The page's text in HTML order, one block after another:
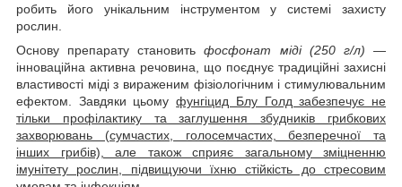
робить його унікальним інструментом у системі захисту
рослин.
Основу препарату становитьфосфонат міді (250 г/л) —
інноваційна активна речовина, що поєднує традиційні захисні
властивості міді з вираженим фізіологічним і стимулювальним
ефектом. Завдяки цьомуфунгіцид Блу Голд забезпечує не
тільки профілактику та заглушення збудників грибкових
захворювань (сумчастих, голосемчастих, безперечної та
інших грибів), але також сприяє загальному зміцненню
імунітету рослин, підвищуючи їхню стійкість до стресовим